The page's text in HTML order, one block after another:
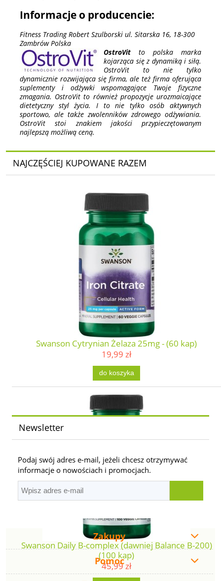
Informacje o producencie:
Fitness Trading Robert Szulborski ul. Sitarska 16, 18-300
Zambrów Polska
OstroVit to polska marka
kojarząca się z dynamiką i siłą.
OstroVit to nie tylko
dynamicznie rozwijająca się firma, ale też firma oferująca
suplementy i odżywki wspomagające Twoje fizyczne
zmagania. OstroVit to również propozycje urozmaicające
dietetyczny styl życia. I to nie tylko osób aktywnych
sportowo, ale także zwolenników zdrowego odżywiania.
OstroVit stoi znakiem jakości przypieczętowanym
najlepszą możliwą ceną.
NAJCZĘŚCIEJ KUPOWANE RAZEM
Swanson Cytrynian Żelaza 25mg - (60 kap)
19,99 zł
do koszyka
Swanson Daily B-complex (dawniej Balance B-200)
(100 kap)
45,99 zł
Newsletter
Podaj swój adres e-mail, jeżeli chcesz otrzymywać
informacje o nowościach i promocjach.
Zakupy
Pomoc